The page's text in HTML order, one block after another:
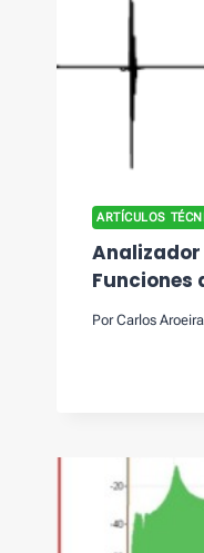
ARTÍCULOS
Analizador
Funciones
Por Carlos Aroeira